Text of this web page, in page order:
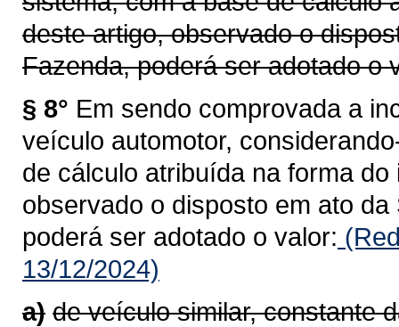
deste artigo, observado o
Fazenda, poderá ser adotado o
§ 8° Em sendo comprovada a
veículo automotor,
de cálculo atribuída na forma
observado o disposto em ato
poderá ser adotado o valor:
13/12/2024)
a) de veículo similar, constante